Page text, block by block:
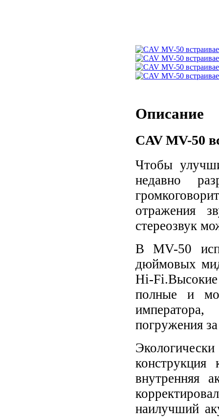
Описание
CAV MV-50
Чтобы
недавно
отражения
стереозвук
В MV-50
дюймовых
Hi-
полные и
погружения
внутренняя
наилучший